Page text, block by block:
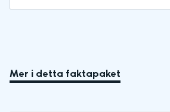
Mer i detta faktapaket